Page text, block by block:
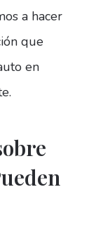
a hacer
que
en